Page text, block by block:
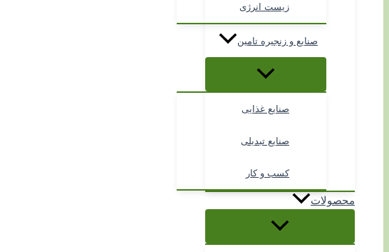
زیست انرژی
صنایع و زنجیره تامین
صنایع غذایی
صنایع تبدیلی
کسب و کار
محصولات